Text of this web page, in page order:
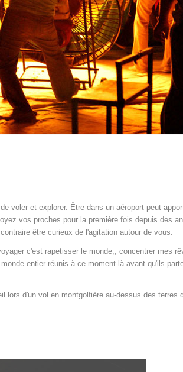
voler et explorer. Être dans un aéroport peut
vos proches pour la première fois depuis des
être curieux de l'agitation autour de vous.
c'est rapetisser le monde,, concentrer mes
entier réunis à ce moment-là avant qu'ils
d'un vol en montgolfière au-dessus des terres